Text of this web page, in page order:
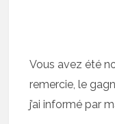
Vous avez été
remercie, le
j’ai informé par